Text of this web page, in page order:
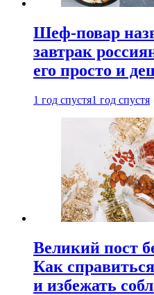
Шеф-повар
завтрак
его просто и
1 год спустя1 год спустя
Великий пост
Как
и избежать